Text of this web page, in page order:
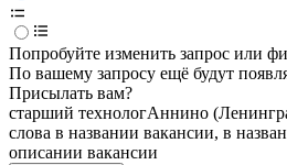
Попробуйте изменить запрос или
По вашему запросу ещё будут
Присылать вам?
старший технологАннино
слова в названии вакансии, в
описании вакансии